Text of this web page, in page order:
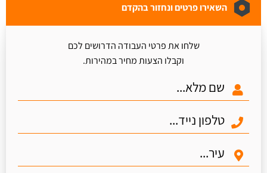
השאירו פרטים ונחזור בהקדם
שלחו את פרטי העבודה הדרושים לכם
וקבלו הצעות מחיר במהירות.